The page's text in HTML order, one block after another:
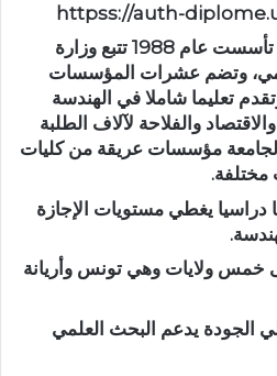
يشار الى أن جامعة قرطاج تأسست عام 1988 تتبع وزارة
وتضم عشرات المؤسسات
تعليما شاملا في الهندسة
والفلاحة لآلاف الطلبة
مؤسسات عريقة من كليات
مختلفة.
من 280 برنامجا دراسيا يغطي مستويات الإجازة
خمس ولايات وهي تونس وأريانة
الجودة يدعم البحث العلمي